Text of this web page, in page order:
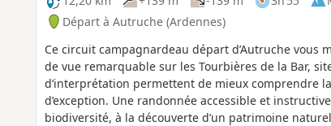
Départ à Autruche (Ardennes)
Ce circuit campagnardeau départ d’Autruche vous
de vue remarquable sur les Tourbières de la Bar,
d’interprétation permettent de mieux comprendre
d’exception. Une randonnée accessible et
biodiversité, à la découverte d’un patrimoine